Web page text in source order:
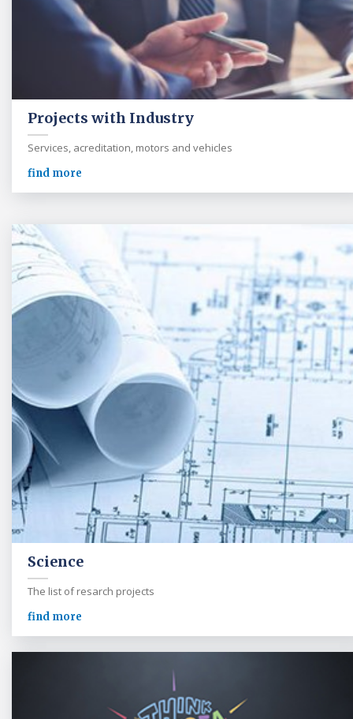
Projects with Industry
Services, acreditation, motors and vehicles
find more
Science
The list of resarch projects
find more